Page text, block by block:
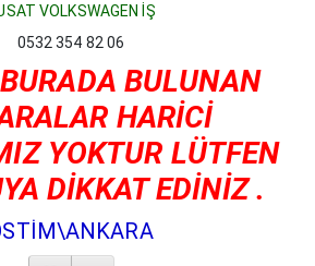
VOLKSWAGEN İŞ
0532 354 82 06
BULUNAN
HARİCİ
YOKTUR LÜTFEN
DİKKAT EDİNİZ .